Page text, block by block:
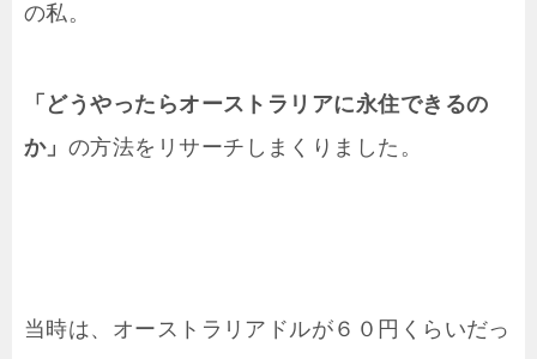
の私。
「どうやったらオーストラリアに永住できるの
か」 の方法をリサーチしまくりました。
当時は、オーストラリアドルが６０円くらいだっ